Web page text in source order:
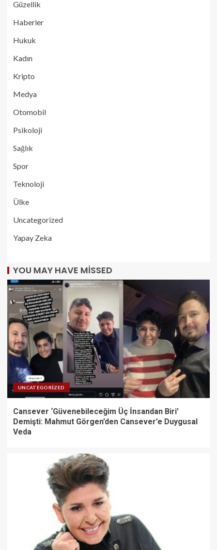
Güzellik
Haberler
Hukuk
Kadın
Kripto
Medya
Otomobil
Psikoloji
Sağlık
Spor
Teknoloji
Ülke
Uncategorized
Yapay Zeka
YOU MAY HAVE MISSED
UNCATEGORIZED
Cansever ‘Güvenebileceğim Üç İnsandan Biri’
Demişti: Mahmut Görgen’den Cansever’e Duygusal
Veda